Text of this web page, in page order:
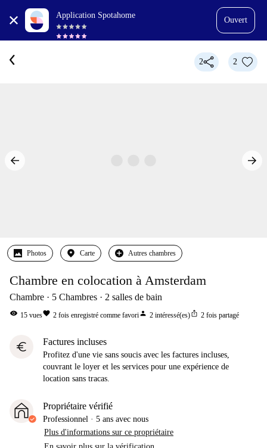
Application Spotahome
Ouvert
2 2
Photos Carte Autres chambres
Chambre en colocation à Amsterdam
Chambre 5 Chambres 2 salles de bain
visibility 15 vuesfavorite 2 fois enregistré comme favoriperson 2 intéressé(es)ios_share 2 fois partagé
euro Factures incluses
Profitez d'une vie sans soucis avec les factures incluses,
couvrant le loyer et les services pour une expérience de
location sans tracas.
Propriétaire vérifié
Professionnel · 5 ans avec nous
Plus d'informations sur ce propriétaire